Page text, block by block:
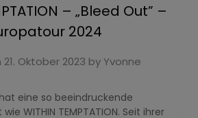
– „Bleed Out” –
2024
21. Oktober 2023 byYvonne
eine so beeindruckende
WITHIN TEMPTATION. Seit ihrer